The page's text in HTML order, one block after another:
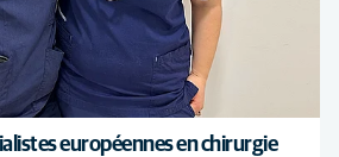
européennes en chirurgie